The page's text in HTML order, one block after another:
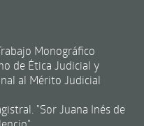
Monográfico
de Ética Judicial y
al Mérito Judicial
"Sor Juana Inés de